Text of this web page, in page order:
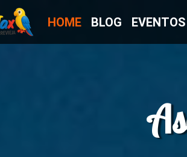
HOME BLOG EVENTOS